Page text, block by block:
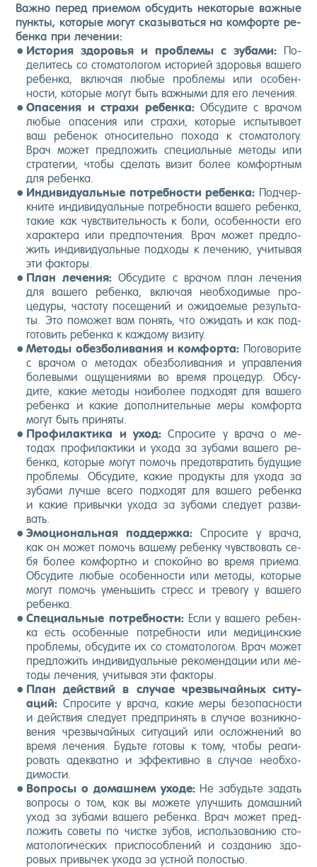
Важ­но пе­ред при­емом об­су­дить не­кото­рые важ­ные
пун­кты, ко­торые мо­гут ска­зывать­ся на ком­форте ре­
бен­ка при ле­чении:
Ис­то­рия здо­ровья и проб­ле­мы с зу­бами:По­
дели­тесь со сто­мато­логом ис­то­ри­ей здо­ровья ва­шего
ре­бен­ка, вклю­чая лю­бые проб­ле­мы или осо­бен­
ности, ко­торые мо­гут быть важ­ны­ми для его ле­чения.
Опа­сения и стра­хи ре­бен­ка:Об­су­дите с вра­чом
лю­бые опа­сения или стра­хи, ко­торые ис­пы­тыва­ет
ваш ре­бенок от­но­ситель­но по­хода к сто­мато­логу.
Врач мо­жет пред­ло­жить спе­ци­аль­ные ме­тоды или
стра­тегии, что­бы сде­лать ви­зит бо­лее ком­фор­тным
для ре­бен­ка.
Ин­ди­виду­аль­ные пот­ребнос­ти ре­бен­ка: Под­чер­
кни­те ин­ди­виду­аль­ные пот­ребнос­ти ва­шего ре­бен­ка,
та­кие как чувс­тви­тель­ность к бо­ли, осо­бен­ности его
ха­рак­те­ра или пред­почте­ния. Врач мо­жет пред­ло­
жить ин­ди­виду­аль­ные под­хо­ды к ле­чению, учи­тывая
эти фак­то­ры.
План ле­чения: Об­су­дите с вра­чом план ле­чения
для ва­шего ре­бен­ка, вклю­чая не­об­хо­димые про­
цеду­ры, час­то­ту по­сеще­ний и ожи­да­емые ре­зуль­та­
ты. Это по­может вам по­нять, что ожи­дать и как под­
го­товить ре­бен­ка к каж­до­му ви­зиту.
Ме­тоды обез­бо­лива­ния и ком­форта: По­гово­рите
с вра­чом о ме­тодах обез­бо­лива­ния и уп­равле­ния
бо­левы­ми ощу­щени­ями во вре­мя про­цедур. Об­су­
дите, ка­кие ме­тоды на­ибо­лее под­хо­дят для ва­шего
ре­бен­ка и ка­кие до­пол­ни­тель­ные ме­ры ком­форта
мо­гут быть при­няты.
Про­филак­ти­ка и уход: Спро­сите у вра­ча о ме­
тодах про­филак­ти­ки и ухо­да за зу­бами ва­шего ре­
бен­ка, ко­торые мо­гут по­мочь пре­дот­вра­тить бу­дущие
проб­ле­мы. Об­су­дите, ка­кие про­дук­ты для ухо­да за
зу­бами луч­ше все­го под­хо­дят для ва­шего ре­бен­ка
и ка­кие при­выч­ки ухо­да за зу­бами сле­ду­ет раз­ви­
вать.
Эмо­ци­ональ­ная под­дер­жка: Спро­сите у вра­ча,
как он мо­жет по­мочь ва­шему ре­бен­ку чувс­тво­вать се­
бя бо­лее ком­фор­тно и спо­кой­но во вре­мя при­ема.
Об­су­дите лю­бые осо­бен­ности или ме­тоды, ко­торые
мо­гут по­мочь умень­шить стресс и тре­вогу у ва­шего
ре­бен­ка.
Спе­ци­аль­ные пот­ребнос­ти:Ес­ли у ва­шего ре­бен­
ка есть осо­бен­ные пот­ребнос­ти или ме­дицин­ские
проб­ле­мы, об­су­дите их со сто­мато­логом. Врач мо­жет
пред­ло­жить ин­ди­виду­аль­ные ре­комен­да­ции или ме­
тоды ле­чения, учи­тывая эти фак­то­ры.
План дей­ствий в слу­чае чрез­вы­чай­ных си­ту­
аций: Спро­сите у вра­ча, ка­кие ме­ры бе­зопас­ности
и дей­ствия сле­ду­ет пред­при­нять в слу­чае воз­никно­
вения чрез­вы­чай­ных си­ту­аций или ос­ложне­ний во
вре­мя ле­чения. Будь­те го­товы к то­му, что­бы ре­аги­
ровать адек­ватно и эф­фектив­но в слу­чае не­об­хо­
димос­ти.
Воп­ро­сы о до­маш­нем ухо­де:Не за­будь­те за­дать
воп­ро­сы о том, как вы мо­жете улуч­шить до­маш­ний
уход за зу­бами ва­шего ре­бен­ка. Врач мо­жет пред­
ло­жить со­веты по чис­тке зу­бов, ис­поль­зо­ванию сто­
мато­логи­чес­ких прис­по­соб­ле­ний и соз­да­нию здо­
ровых при­вычек ухо­да за ус­тной по­лостью.